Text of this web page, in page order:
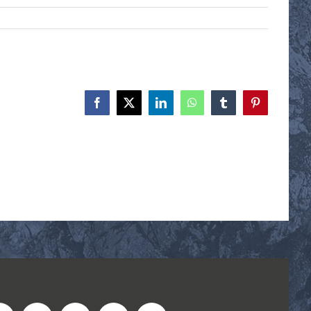
Facebook
X LinkedInWhatsAppTumblrPinterest